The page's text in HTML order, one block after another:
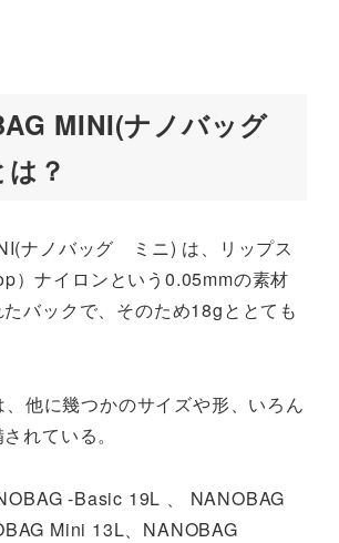
MINI(ナノバッグ
？
ナノバッグ ミニ) は、リップス
）ナイロンという0.05mmの素材
バックで、そのため18gととても
他に幾つかのサイズや形、いろん
れている。
-Basic 19L 、 NANOBAG
Mini 13L、NANOBAG